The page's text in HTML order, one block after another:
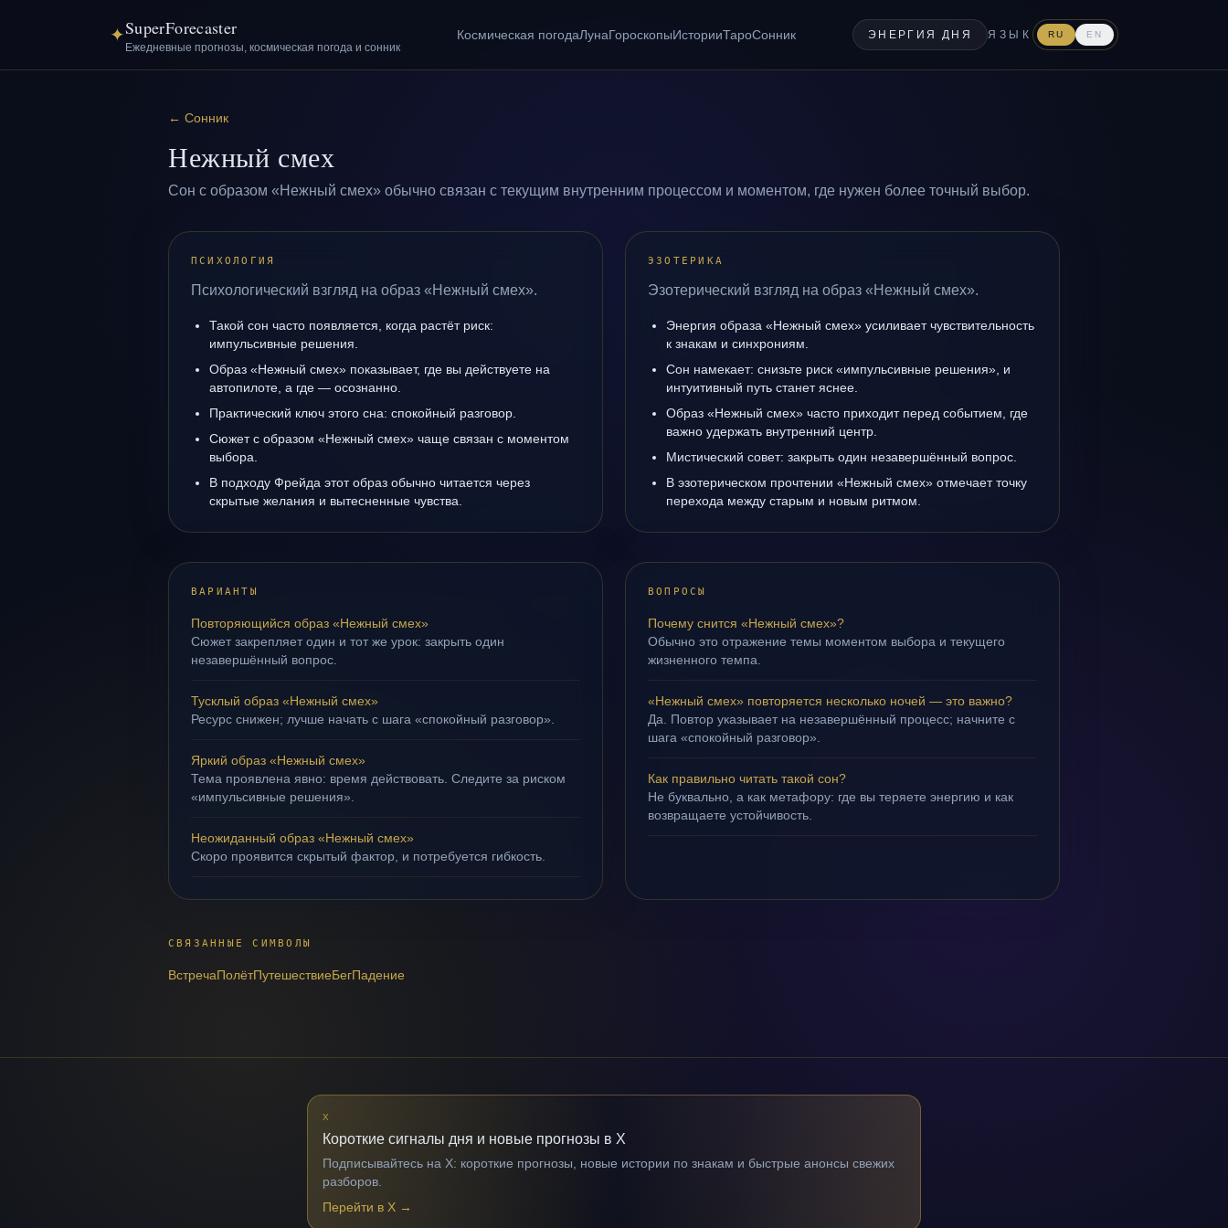
✦SuperForecaster
Ежедневные прогнозы, космическая погода и сонник
Космическая погодаЛунаГороскопыИсторииТароСонник ЭНЕРГИЯ ДНЯ ЯЗЫК RU EN
← Сонник
Нежный смех
Сон с образом «Нежный смех» обычно связан с текущим внутренним процессом и моментом, где нужен более точный выбор.
ПСИХОЛОГИЯ
Психологический взгляд на образ «Нежный смех».
Такой сон часто появляется, когда растёт риск:
импульсивные решения.
Образ «Нежный смех» показывает, где вы действуете на
автопилоте, а где — осознанно.
Практический ключ этого сна: спокойный разговор.
Сюжет с образом «Нежный смех» чаще связан с моментом
выбора.
В подходу Фрейда этот образ обычно читается через
скрытые желания и вытесненные чувства.
ЭЗОТЕРИКА
Эзотерический взгляд на образ «Нежный смех».
Энергия образа «Нежный смех» усиливает чувствительность
к знакам и синхрониям.
Сон намекает: снизьте риск «импульсивные решения», и
интуитивный путь станет яснее.
Образ «Нежный смех» часто приходит перед событием, где
важно удержать внутренний центр.
Мистический совет: закрыть один незавершённый вопрос.
В эзотерическом прочтении «Нежный смех» отмечает точку
перехода между старым и новым ритмом.
ВАРИАНТЫ
Повторяющийся образ «Нежный смех»
Сюжет закрепляет один и тот же урок: закрыть один
незавершённый вопрос.
Тусклый образ «Нежный смех»
Ресурс снижен; лучше начать с шага «спокойный разговор».
Яркий образ «Нежный смех»
Тема проявлена явно: время действовать. Следите за риском
«импульсивные решения».
Неожиданный образ «Нежный смех»
Скоро проявится скрытый фактор, и потребуется гибкость.
ВОПРОСЫ
Почему снится «Нежный смех»?
Обычно это отражение темы моментом выбора и текущего
жизненного темпа.
«Нежный смех» повторяется несколько ночей — это важно?
Да. Повтор указывает на незавершённый процесс; начните с
шага «спокойный разговор».
Как правильно читать такой сон?
Не буквально, а как метафору: где вы теряете энергию и как
возвращаете устойчивость.
СВЯЗАННЫЕ СИМВОЛЫ
ВстречаПолётПутешествиеБегПадение
X
Короткие сигналы дня и новые прогнозы в X
Подписывайтесь на X: короткие прогнозы, новые истории по знакам и быстрые анонсы свежих
разборов.
Перейти в X →